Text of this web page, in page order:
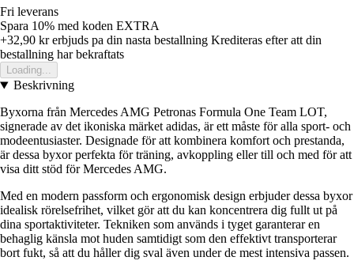
Fri leverans
Spara 10% med koden EXTRA
+32,90 krerbjuds pa din nasta bestallning Krediteras efter att din
bestallning har bekraftats
Loading...
Beskrivning
Byxorna från Mercedes AMG Petronas Formula One Team LOT,
signerade av det ikoniska märket adidas, är ett måste för alla sport- och
modeentusiaster. Designade för att kombinera komfort och prestanda,
är dessa byxor perfekta för träning, avkoppling eller till och med för att
visa ditt stöd för Mercedes AMG.
Med en modern passform och ergonomisk design erbjuder dessa byxor
idealisk rörelsefrihet, vilket gör att du kan koncentrera dig fullt ut på
dina sportaktiviteter. Tekniken som används i tyget garanterar en
behaglig känsla mot huden samtidigt som den effektivt transporterar
bort fukt, så att du håller dig sval även under de mest intensiva passen.